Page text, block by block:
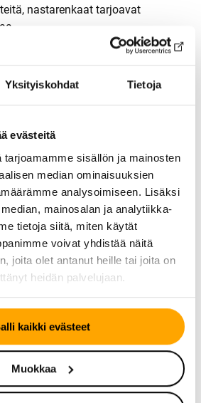
Yksityiskohdat Tietoja
evästeitä
tarjoamamme sisällön ja mainosten
median ominaisuuksien
analysoimiseen. Lisäksi
mainosalan ja analytiikka-
tietoja siitä, miten käytät
voivat yhdistää näitä
joita olet antanut heille tai joita on
heidän palvelujaan.
kaikki evästeet
Muokkaa
nastarenkaat tarjoavat
ovat erityisen hyödyllisiä
ja kylmiä. Rannikkoalueilla,
enemmän nollan
joissa teitä
kitkarenkaat toimivat usein
valintaan. Jos koet
tai haluat maksimaalisen
antavat lisävarmuutta.
paljon työmatkoilla tai
arvostavat usein
riittävät, jos ajat pääasiassa
ja kaupunkialueilla, missä tiet
Ne sopivat myös kuljettajille,
ajokokemusta ja hieman